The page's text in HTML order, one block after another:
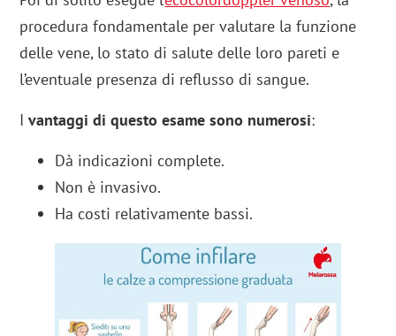
procedura fondamentale per valutare la funzione
delle vene, lo stato di salute delle loro pareti e
l’eventuale presenza di reflusso di sangue.
Ivantaggi di questo esame sono numerosi:
Dà indicazioni complete.
Non è invasivo.
Ha costi relativamente bassi.